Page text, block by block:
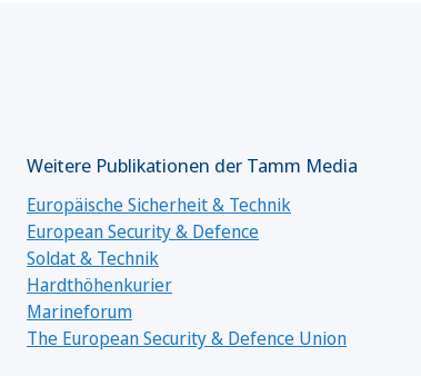
Weitere Publikationen der Tamm Media
Europäische Sicherheit & Technik
European Security & Defence
Soldat & Technik
Hardthöhenkurier
Marineforum
The European Security & Defence Union